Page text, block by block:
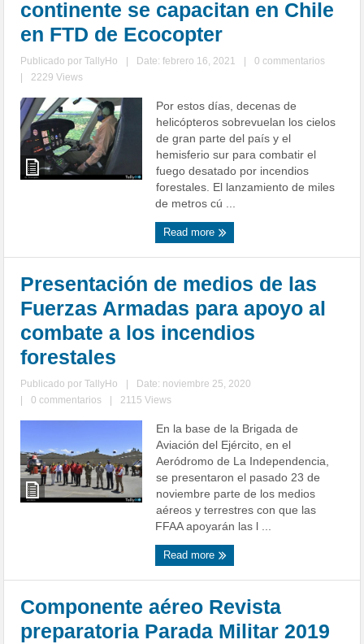
continente se capacitan en Chile
en FTD de Ecocopter
Publicado porTallyHo Date: febrero 16, 2021
0 commentarios
2229 Views
Por estos días, decenas de
helicópteros sobrevuelan los cielos
de gran parte del país y el
hemisferio sur para combatir el
fuego desatado por incendios
forestales. El lanzamiento de miles
de metros cú ...
Read more
Presentación de medios de las
Fuerzas Armadas para apoyo al
combate a los incendios
forestales
Publicado porTallyHo
Date: noviembre 25, 2020
0 commentarios 2115 Views
En la base de la Brigada de
Aviación del Ejército, en el
Aeródromo de La Independencia,
se presentaron el pasado 23 de
noviembre parte de los medios
aéreos y terrestres con que las
FFAA apoyarán las l ...
Read more
Componente aéreo Revista
preparatoria Parada Militar 2019